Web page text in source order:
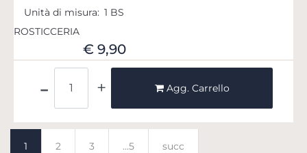
Unità di misura: 1 BS
ROSTICCERIA
€ 9,90
Agg. Carrello
1 2 3 ...5 succ